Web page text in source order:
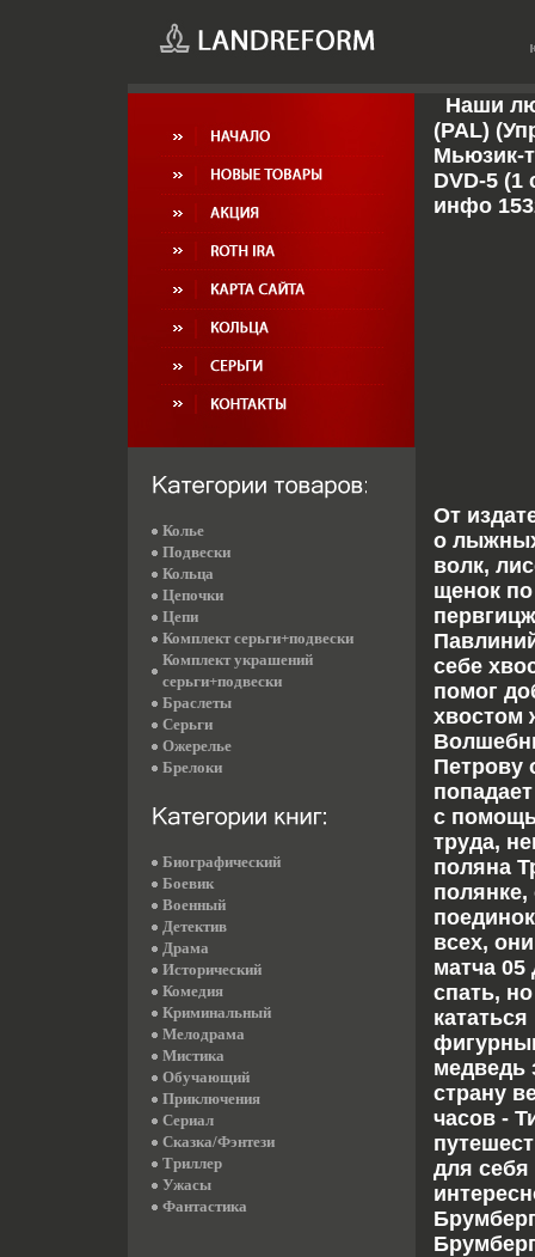
Наши
(PAL)
Мьюзик-
DVD-5
инфо
От
о
волк,
щенок
себе
помог
хвостом
Петрову
с
труда,
поляна
всех,
матча
спать,
медведь
страну
часов -
для себя
Колье
Подвески
Кольца
Цепочки
Цепи
Комплект серьги+подвески
Комплект украшений
серьги+подвески
Браслеты
Серьги
Ожерелье
Брелоки
Биографический
Боевик
Военный
Детектив
Драма
Исторический
Комедия
Криминальный
Мелодрама
Мистика
Обучающий
Приключения
Сериал
Сказка/Фэнтези
Триллер
Ужасы
Фантастика